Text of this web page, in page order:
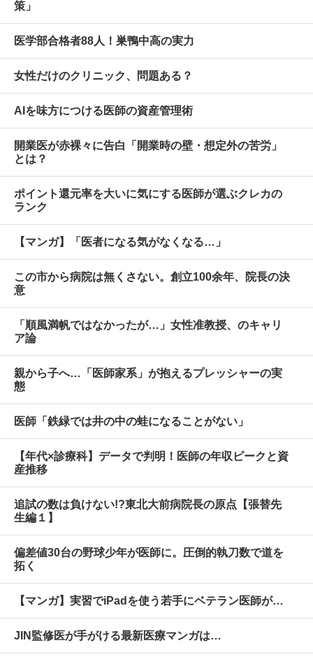
策」
医学部合格者88人！巣鴨中高の実力
女性だけのクリニック、問題ある？
AIを味方につける医師の資産管理術
開業医が赤裸々に告白「開業時の壁・想定外の苦労」
とは？
ポイント還元率を大いに気にする医師が選ぶクレカの
ランク
【マンガ】「医者になる気がなくなる…」
この市から病院は無くさない。創立100余年、院長の決
意
「順風満帆ではなかったが…」女性准教授、のキャリ
ア論
親から子へ…「医師家系」が抱えるプレッシャーの実
態
医師「鉄緑では井の中の蛙になることがない」
【年代×診療科】データで判明！医師の年収ピークと資
産推移
追試の数は負けない!?東北大前病院長の原点【張替先
生編１】
偏差値30台の野球少年が医師に。圧倒的執刀数で道を
拓く
【マンガ】実習でiPadを使う若手にベテラン医師が…
JIN監修医が手がける最新医療マンガは…